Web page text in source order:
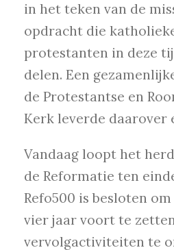
in het teken van de
opdracht die
protestanten in deze
delen. Een
de Protestantse en
Kerk leverde daarover
Vandaag loopt het
de Reformatie ten
Refo500 is besloten
vier jaar voort te
vervolgactiviteiten te